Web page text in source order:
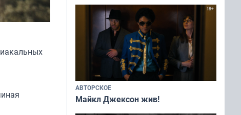
АВТОРСКОЕ
Майкл Джексон жив!